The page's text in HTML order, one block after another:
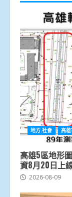
地方.社會 高雄
高雄5區地形
資8月20日上
2026-08-09